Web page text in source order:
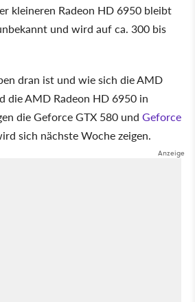
kleineren Radeon HD 6950 bleibt
und wird auf ca. 300 bis
dran ist und wie sich die AMD
die AMD Radeon HD 6950 in
die Geforce GTX 580 und Geforce
sich nächste Woche zeigen.